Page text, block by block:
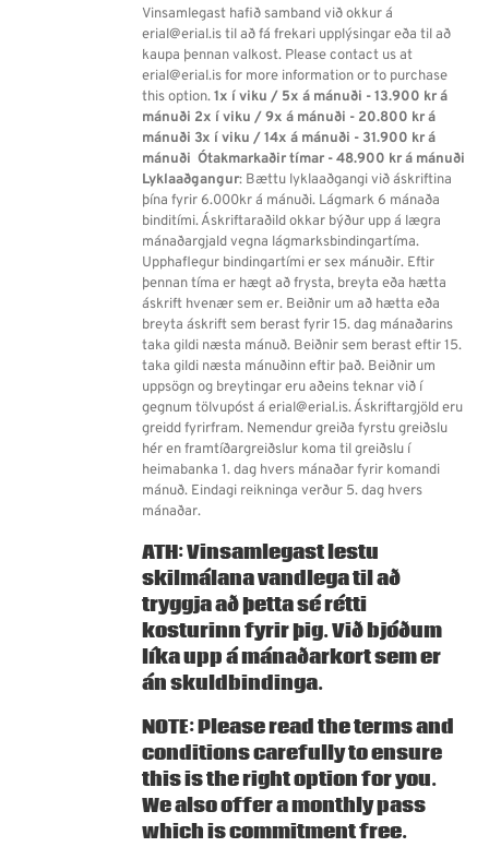
Vinsamlegast hafið samband við okkur á
erial@erial.is til að fá frekari upplýsingar eða til að
kaupa þennan valkost. Please contact us at
erial@erial.is for more information or to purchase
this option.1x í viku / 5x á mánuði - 13.900 kr á
mánuði 2x í viku / 9x á mánuði - 20.800 kr á
mánuði 3x í viku / 14x á mánuði - 31.900 kr á
mánuði Ótakmarkaðir tímar - 48.900 kr á mánuði
Lyklaaðgangur: Bættu lyklaaðgangi við áskriftina
þína fyrir 6.000kr á mánuði. Lágmark 6 mánaða
binditími. Áskriftaraðild okkar býður upp á lægra
mánaðargjald vegna lágmarksbindingartíma.
Upphaflegur bindingartími er sex mánuðir. Eftir
þennan tíma er hægt að frysta, breyta eða hætta
áskrift hvenær sem er. Beiðnir um að hætta eða
breyta áskrift sem berast fyrir 15. dag mánaðarins
taka gildi næsta mánuð. Beiðnir sem berast eftir 15.
taka gildi næsta mánuðinn eftir það. Beiðnir um
uppsögn og breytingar eru aðeins teknar við í
gegnum tölvupóst á erial@erial.is. Áskriftargjöld eru
greidd fyrirfram. Nemendur greiða fyrstu greiðslu
hér en framtíðargreiðslur koma til greiðslu í
heimabanka 1. dag hvers mánaðar fyrir komandi
mánuð. Eindagi reikninga verður 5. dag hvers
mánaðar.
ATH: Vinsamlegast lestu
skilmálana vandlega til að
tryggja að þetta sé rétti
kosturinn fyrir þig. Við bjóðum
líka upp ámánaðarkortsem er
án skuldbindinga.
NOTE: Please read the terms and
conditions carefully to ensure
this is the right option for you.
We also offer amonthly pass
which is commitment free.